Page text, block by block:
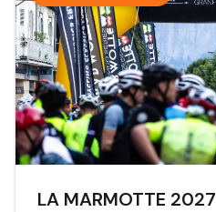
LA MARMOTTE 2027